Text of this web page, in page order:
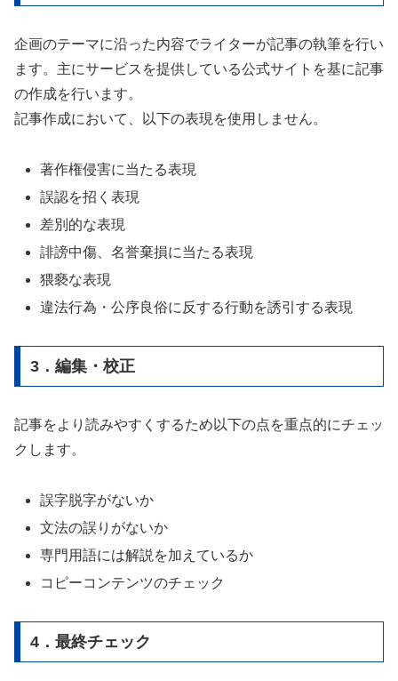
企画のテーマに沿った内容でライターが記事の執筆を行い
ます。主にサービスを提供している公式サイトを基に記事
の作成を行います。
記事作成において、以下の表現を使用しません。
著作権侵害に当たる表現
誤認を招く表現
差別的な表現
誹謗中傷、名誉棄損に当たる表現
猥褻な表現
違法行為・公序良俗に反する行動を誘引する表現
3．編集・校正
記事をより読みやすくするため以下の点を重点的にチェッ
クします。
誤字脱字がないか
文法の誤りがないか
専門用語には解説を加えているか
コピーコンテンツのチェック
4．最終チェック